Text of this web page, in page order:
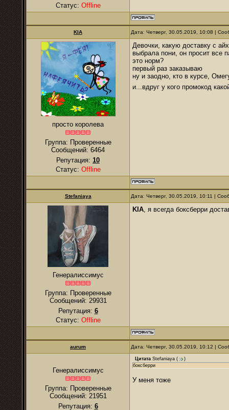
Статус: Offline
KIA Дата: Четверг, 30.05.2019, 10:08 |
просто королева
Группа: Проверенные
Сообщений: 6464
Репутация: 10
Статус: Offline
Девочки, какую доставку с
выбрала пони, он просит все
это норм?
первый раз заказываю
ну и заодно, кто в курсе,
и...вдруг у кого промокод
Stefaniaya Дата: Четверг, 30.05.2019, 10:11 |
Генералиссимус
Группа: Проверенные
Сообщений: 29931
Репутация: 6
Статус: Offline
KIA, я всегда боксберри
аurum Дата: Четверг, 30.05.2019, 10:12 |
Генералиссимус
Группа: Проверенные
Сообщений: 21951
Репутация: 6
Цитата Stefaniaya (
)
боксберри
У меня тоже